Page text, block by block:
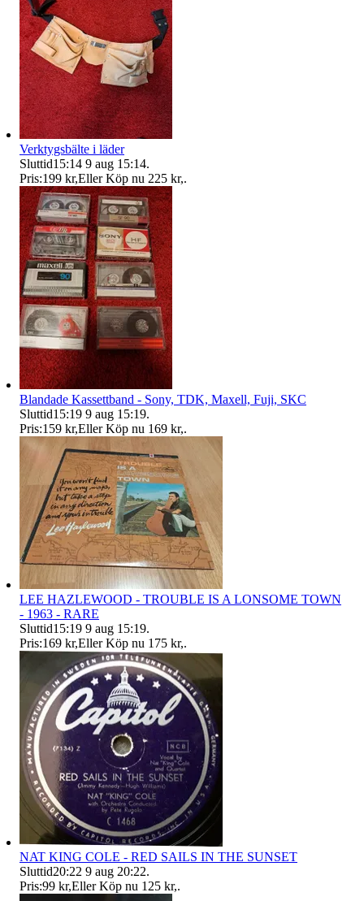
Verktygsbälte i läder
Sluttid15:14 9 aug 15:14.
Pris:199 kr,Eller Köp nu 225 kr,.
Blandade Kassettband - Sony, TDK, Maxell, Fuji, SKC
Sluttid15:19 9 aug 15:19.
Pris:159 kr,Eller Köp nu 169 kr,.
LEE HAZLEWOOD - TROUBLE IS A LONSOME TOWN
- 1963 - RARE
Sluttid15:19 9 aug 15:19.
Pris:169 kr,Eller Köp nu 175 kr,.
NAT KING COLE - RED SAILS IN THE SUNSET
Sluttid20:22 9 aug 20:22.
Pris:99 kr,Eller Köp nu 125 kr,.